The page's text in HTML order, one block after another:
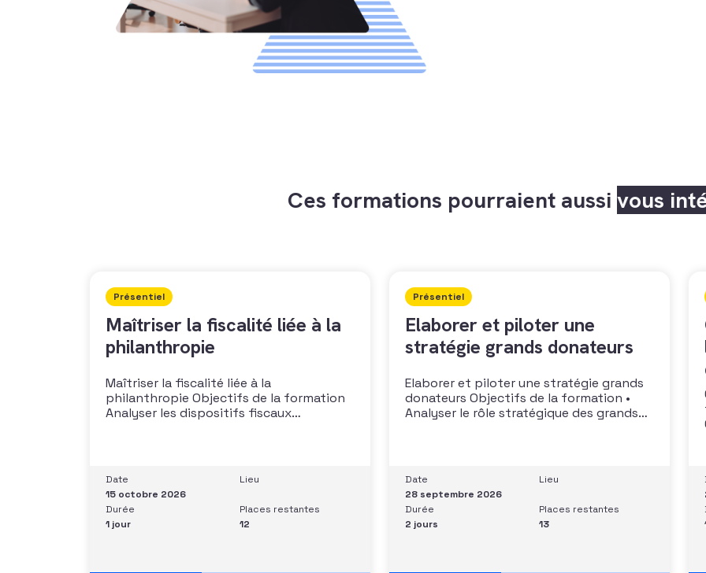
Ces formations pourraient aussi vous
Présentiel
Maîtriser la fiscalité liée à la
philanthropie
Maîtriser la fiscalité liée à la
philanthropie Objectifs de la formation
Analyser les dispositifs fiscaux
et les discours auprès des donateurs
Identifier les situations nécessitant un
arbitrage juridique Compétences et
aptitudes Comprendre les régimes
Date
15 octobre 2026
Lieu
Durée
1 jour
Places restantes
12
Présentiel
Elaborer et piloter une
stratégie grands donateurs
Elaborer et piloter une stratégie grands
donateurs Objectifs de la formation •
Analyser le rôle stratégique des grands
disponibles• Mobiliser la gouvernance et
les parties prenantes• Construire un
argumentaire personnalisé et piloter le
parcours
Date
28 septembre 2026
Lieu
Durée
2 jours
Places restantes
13